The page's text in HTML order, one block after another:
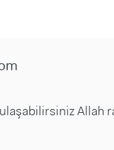
Allah